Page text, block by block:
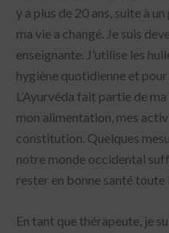
y a plus de 20 ans, suite à
ma vie a changé. Je suis
enseignante. J’utilise les
hygiène quotidienne et
L’Ayurvéda fait partie de
mon alimentation, mes
constitution. Quelques
notre monde occidental
rester en bonne santé toute
En tant que thérapeute, je